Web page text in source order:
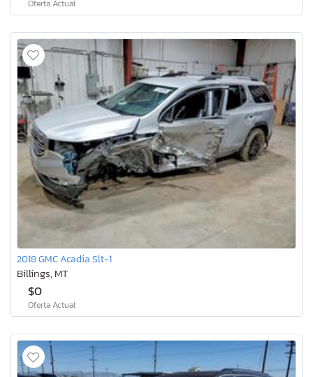
Oferta Actual
2018 GMC Acadia Slt-1
Billings, MT
$0
Oferta Actual